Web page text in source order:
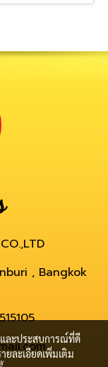
, Bangkok
ละประสบการณ์ที่ดี
ยละเอียดเพิ่มเติม